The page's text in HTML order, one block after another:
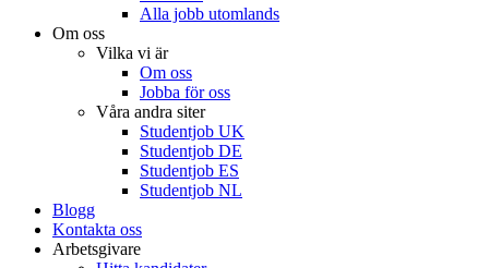
Alla jobb utomlands
Om oss
Vilka vi är
Om oss
Jobba för oss
Våra andra siter
Studentjob UK
Studentjob DE
Studentjob ES
Studentjob NL
Blogg
Kontakta oss
Arbetsgivare